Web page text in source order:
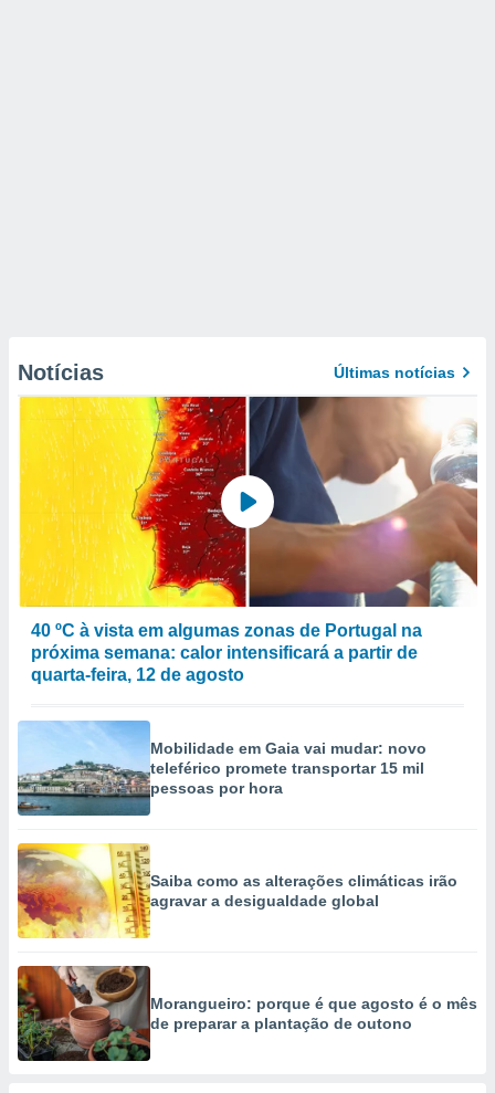
Notícias Últimas notícias
40 ºC à vista em algumas zonas de Portugal na
próxima semana: calor intensificará a partir de
quarta-feira, 12 de agosto
Mobilidade em Gaia vai mudar: novo
teleférico promete transportar 15 mil
pessoas por hora
Saiba como as alterações climáticas irão
agravar a desigualdade global
Morangueiro: porque é que agosto é o mês
de preparar a plantação de outono